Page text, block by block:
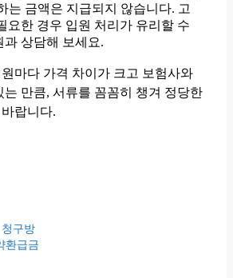
는 금액은 지급되지 않습니다. 고
요한 경우 입원 처리가 유리할 수
과 상담해 보세요.
마다 가격 차이가 크고 보험사와
는 만큼, 서류를 꼼꼼히 챙겨 정당한
랍니다.
구방
환급금